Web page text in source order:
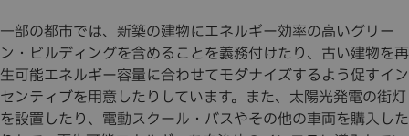
一部の都市では、新築の建物にエネルギー効率の高いグリー
ン・ビルディングを含めることを義務付けたり、古い建物を再
生可能エネルギー容量に合わせてモダナイズするよう促すイン
センティブを用意したりしています。また、太陽光発電の街灯
を設置したり、電動スクール・バスやその他の車両を購入した